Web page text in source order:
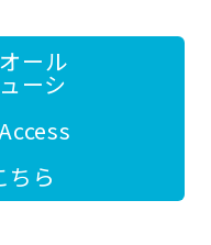
ール
ーシ
ちら